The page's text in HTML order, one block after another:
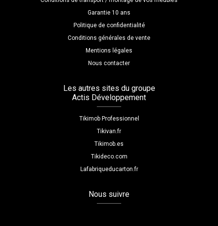
Garantie 10 ans
Politique de confidentialité
Conditions générales de vente
Mentions légales
Nous contacter
Les autres sites du groupe
Actis Développement
Tikimob Professionnel
Tikivan.fr
Tikimob.es
Tikideco.com
Lafabriqueducarton.fr
Nous suivre